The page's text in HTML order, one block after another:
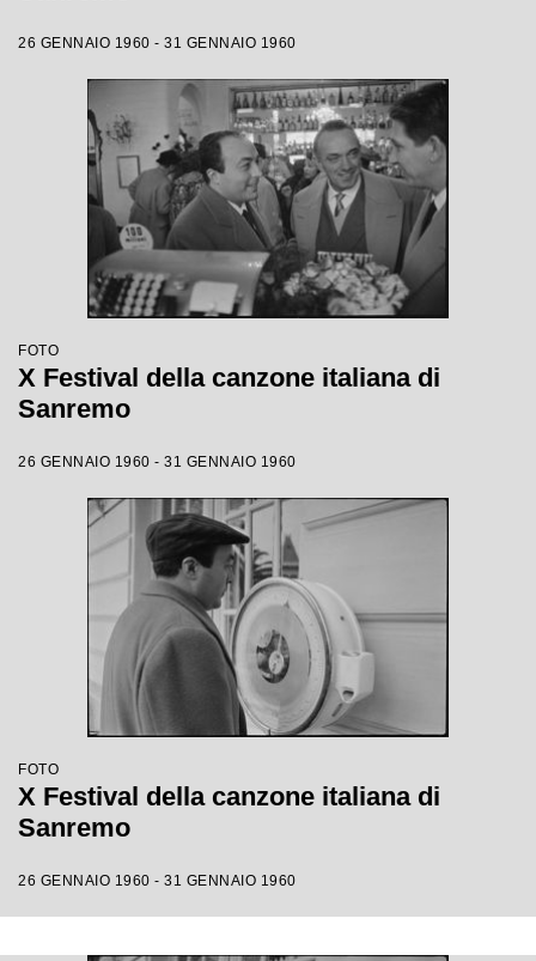
26 GENNAIO 1960 - 31 GENNAIO 1960
FOTO
X Festival della canzone italiana di
Sanremo
26 GENNAIO 1960 - 31 GENNAIO 1960
FOTO
X Festival della canzone italiana di
Sanremo
26 GENNAIO 1960 - 31 GENNAIO 1960